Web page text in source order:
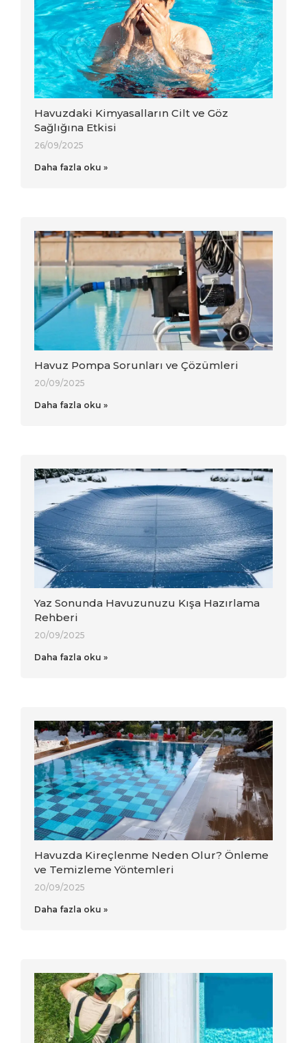
Havuzdaki Kimyasalların Cilt ve Göz
Sağlığına Etkisi
26/09/2025
Daha fazla oku »
Havuz Pompa Sorunları ve Çözümleri
20/09/2025
Daha fazla oku »
Yaz Sonunda Havuzunuzu Kışa Hazırlama
Rehberi
20/09/2025
Daha fazla oku »
Havuzda Kireçlenme Neden Olur? Önleme
ve Temizleme Yöntemleri
20/09/2025
Daha fazla oku »